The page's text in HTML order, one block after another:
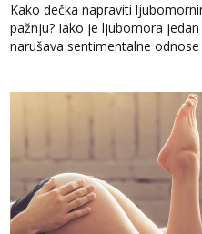
Kako dečka napraviti
pažnju? Iako je ljubomora
narušava sentimentalne